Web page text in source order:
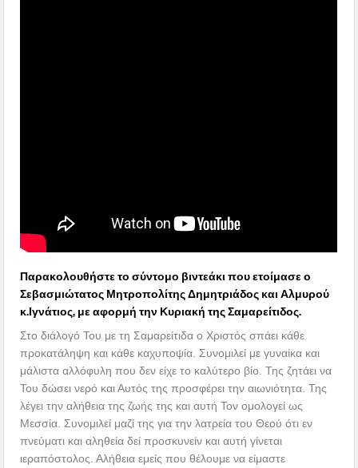
Παρακολουθήστε το σύντομο βιντεάκι που ετοίμασε ο
Σεβασμιώτατος Μητροπολίτης Δημητριάδος και Αλμυρού
κ.Ιγνάτιος, με αφορμή την Κυριακή της Σαμαρείτιδος.
Στο διάλογό Του με τη Σαμαρείτιδα ο Χριστός σπάει κάθε
προκατάληψη και κάθε καχυποψία. Συνομιλεί με γυναίκα και
μάλιστα αλλόφυλη που δεν είχε το καλύτερο βίο. Της ζητάει να
Του δώσει νερό και Αυτός της προσφέρει την αιωνιότητα. Της
λέγει την αλήθεια της ζωής της και αυτή Τον ομολογεί ως
Μεσσία. Συνομιλεί μαζί της για την λατρεία του Θεού ότι εν
πνεύματι και αληθεία δεί προσκυνείν και αυτή γίνεται
ιεραπόστολος. Αλήθεια εμείς που θέλουμε να είμαστε